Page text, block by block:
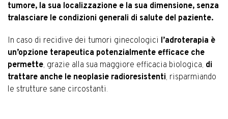
tumore, la sua localizzazione e la sua dimensione, senza
tralasciare le condizioni generali di salute del paziente.
In caso di recidive dei tumori ginecologici l’adroterapia è
un’opzione terapeutica potenzialmente efficace che
permette, grazie alla sua maggiore efficacia biologica, di
trattare anche le neoplasie radioresistenti, risparmiando
le strutture sane circostanti.